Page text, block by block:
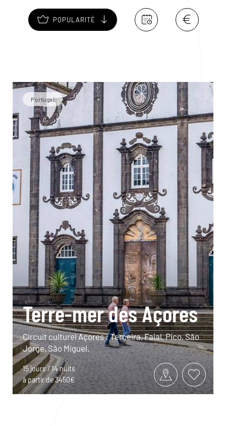
POPULARITÉ
Portugal
Terre-mer des Açores
Circuit culturel Açores : Terceira, Faial, Pico, São
Jorge, São Miguel.
15 jours / 14 nuits
à partir de 3450€